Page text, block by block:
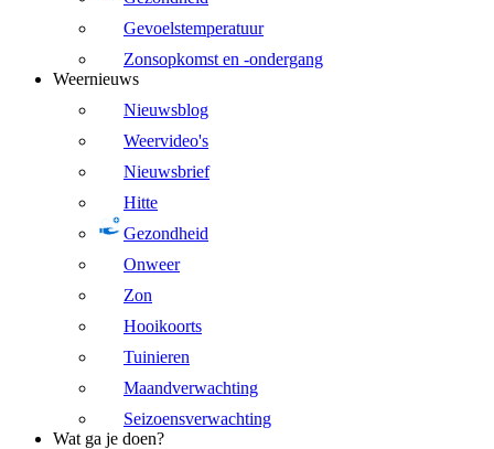
Gevoelstemperatuur
Zonsopkomst en -ondergang
Weernieuws
Nieuwsblog
Weervideo's
Nieuwsbrief
Hitte
Gezondheid
Onweer
Zon
Hooikoorts
Tuinieren
Maandverwachting
Seizoensverwachting
Wat ga je doen?